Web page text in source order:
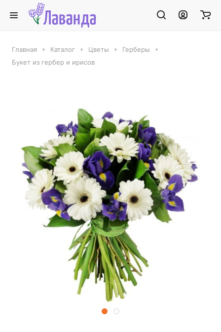
Главная Каталог Цветы
Герберы
Букет из гербер и ирисов